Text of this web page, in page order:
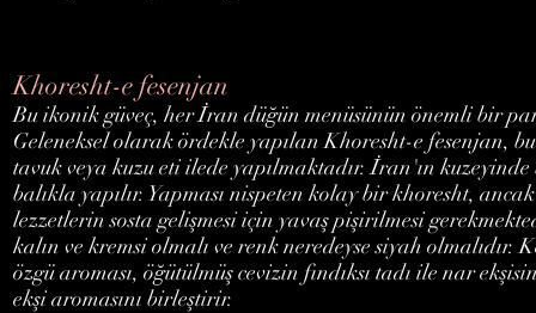
Khoresht-e fesenjan
Bu ikonik güveç, her İran düğün menüsünün önemli bir
Geleneksel olarak ördekle yapılan Khoresht-e fesenjan,
tavuk veya kuzu eti ilede yapılmaktadır. İran'ın kuzeyinde
balıkla yapılır. Yapması nispeten kolay bir khoresht, ancak
lezzetlerin sosta gelişmesi için yavaş pişirilmesi
kalın ve kremsi olmalı ve renk neredeyse siyah olmalıdır.
özgü aroması, öğütülmüş cevizin fındıksı tadı ile nar
ekşi aromasını birleştirir.